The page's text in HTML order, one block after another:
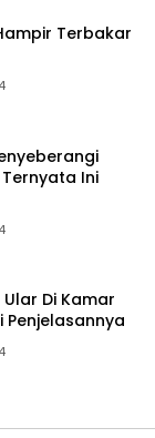
Terbakar
Ini
Di Kamar
Penjelasannya